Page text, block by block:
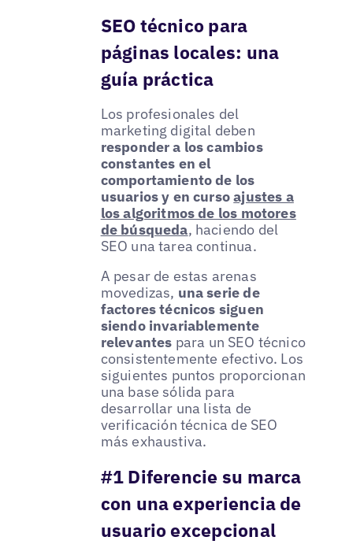
SEO técnico para
páginas locales: una
guía práctica
Los profesionales del
marketing digital deben
responder a los cambios
constantes en el
comportamiento de los
usuarios y en cursoajustes a
los algoritmos de los motores
de búsqueda, haciendo del
SEO una tarea continua.
A pesar de estas arenas
movedizas, una serie de
factores técnicos siguen
siendo invariablemente
relevantes para un SEO técnico
consistentemente efectivo. Los
siguientes puntos proporcionan
una base sólida para
desarrollar una lista de
verificación técnica de SEO
más exhaustiva.
#1 Diferencie su marca
con una experiencia de
usuario excepcional